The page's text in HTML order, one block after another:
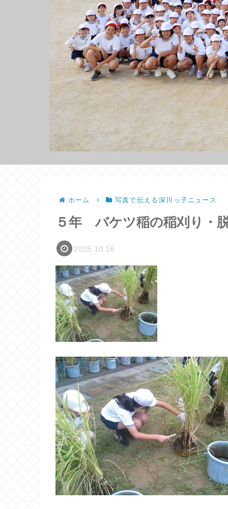
ホーム 写真で伝える深川っ子ニュース
５年 バケツ稲の稲刈り・
2025.10.16